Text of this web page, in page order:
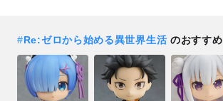
#Re:ゼロから始める異世界生活 のおすすめ